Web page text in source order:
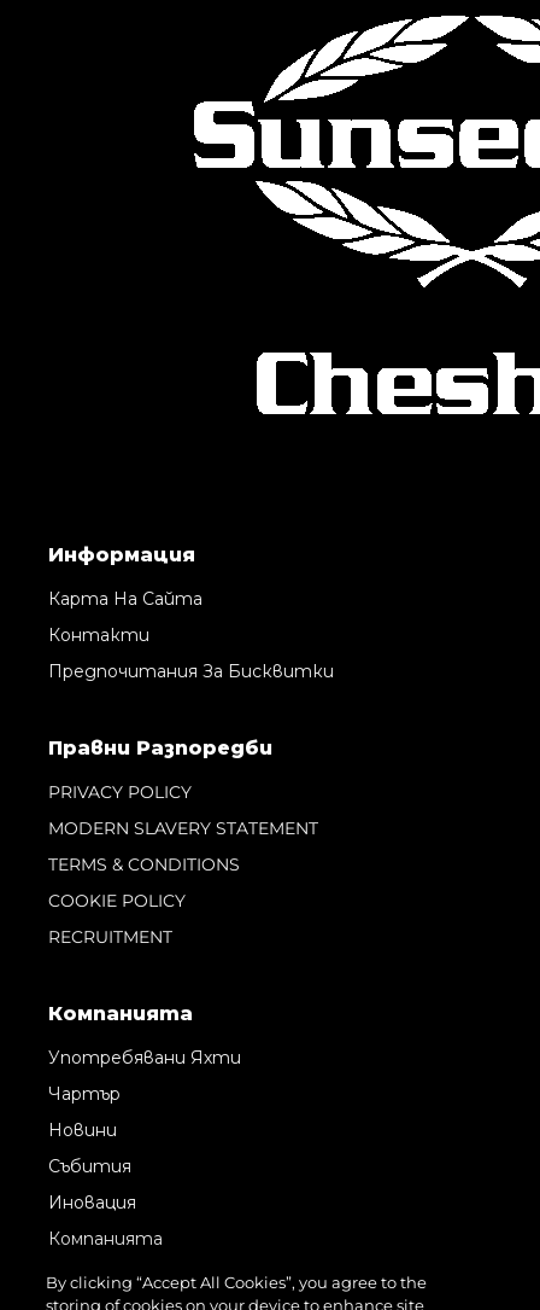
Информация
Карта На Сайта
Контакти
Предпочитания За Бисквитки
Правни Pазпоредби
PRIVACY POLICY
MODERN SLAVERY STATEMENT
TERMS & CONDITIONS
COOKIE POLICY
RECRUITMENT
Компанията
Употребявани Яхти
Чартър
Новини
Събития
Иновация
Компанията
Екипът
By clicking “Accept All Cookies”, you agree to the
storing of cookies on your device to enhance site